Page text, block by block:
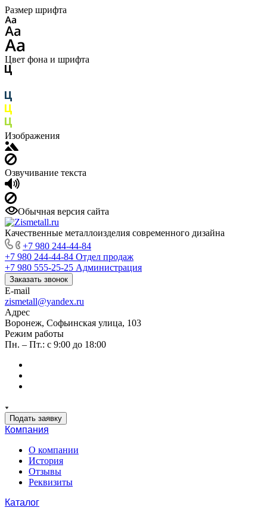
Размер шрифта
Цвет фона и шрифта
Изображения
Озвучивание текста
Обычная версия сайта
Качественные металлоизделия современного дизайна
+7 980 244-44-84
+7 980 244-44-84 Отдел продаж
+7 980 555-25-25 Администрация
Заказать звонок
E-mail
zismetall@yandex.ru
Адрес
Воронеж, Софьинская улица, 103
Режим работы
Пн. – Пт.: с 9:00 до 18:00
Подать заявку
Компания
О компании
История
Отзывы
Реквизиты
Каталог